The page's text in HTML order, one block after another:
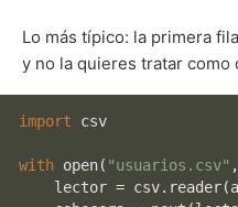
Lo más típico: la primera
y no la quieres tratar como
import csv
with open( "usuarios.csv"
lector =